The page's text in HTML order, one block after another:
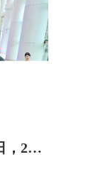
逐AI而行·聚势而上丨3月5日，2025第46届 中国（福州）国际汽车博览会新闻发布会隆重召开！